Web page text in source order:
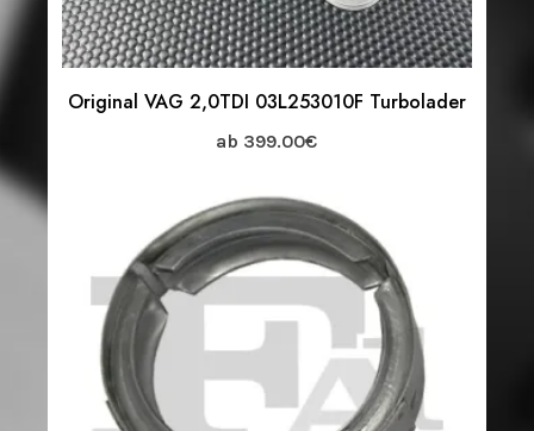
Original VAG 2,0TDI 03L253010F Turbolader
ab 399.00€